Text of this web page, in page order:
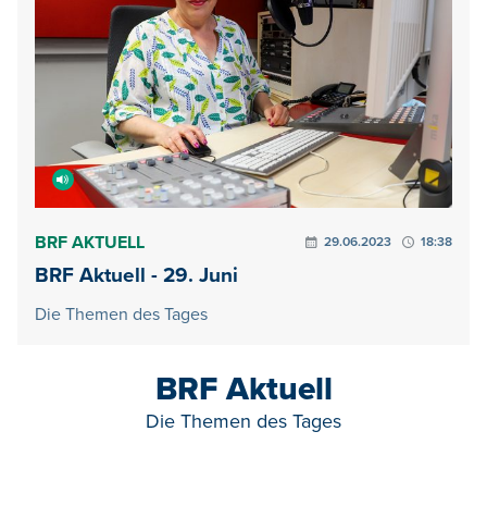
BRF AKTUELL 29.06.2023 18:38
BRF Aktuell - 29. Juni
Die Themen des Tages
BRF Aktuell
Die Themen des Tages